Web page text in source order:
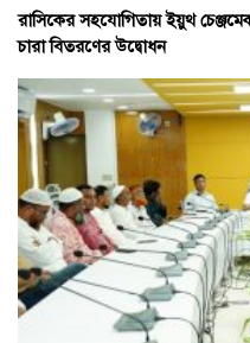
রাসিকের সহযোগিতায় ইয়ুথ
চারা বিতরণের উদ্বোধন